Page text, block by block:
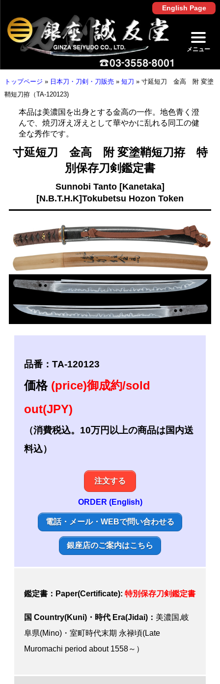
English Page
メニュー
トップページ » 日本刀・刀剣・刀販売 » 短刀 » 寸延短刀 金高 附 変塗
鞘短刀拵（TA-120123)
本品は美濃国を出身とする金高の一作。地色青く澄
んで、焼刃冴え冴えとして華やかに乱れる同工の健
全な秀作です。
寸延短刀 金高 附 変塗鞘短刀拵 特
別保存刀剣鑑定書
Sunnobi Tanto [Kanetaka]
[N.B.T.H.K]Tokubetsu Hozon Token
品番：TA-120123
価格 (price)御成約/sold
out(JPY)
（消費税込。10万円以上の商品は国内送
料込）
注文する
ORDER (English)
電話・メール・WEBで問い合わせる
銀座店のご案内はこちら
鑑定書：Paper(Certificate): 特別保存刀剣鑑定書
国 Country(Kuni)・時代 Era(Jidai)： 美濃国,岐
阜県(Mino)・室町時代末期 永禄頃(Late
Muromachi period about 1558～）